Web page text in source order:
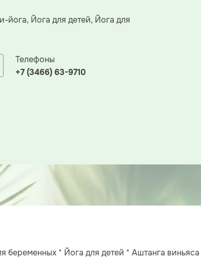
йога, Йога для детей, Йога для
Телефоны
+7 (3466) 63-9710
беременных * Йога для детей * Аштанга